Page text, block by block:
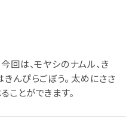
回は、モヤシのナムル、き
んぴらごぼう。 太めにささ
ことができます。